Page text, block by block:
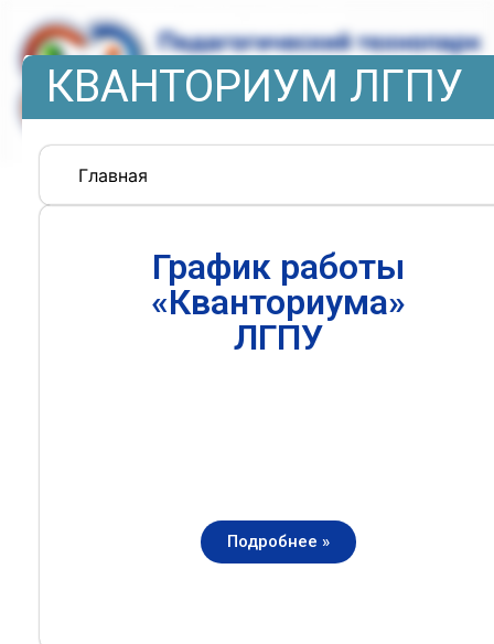
КВАНТОРИУМ ЛГПУ
Главная
График работы
«Кванториума»
ЛГПУ
Подробнее »